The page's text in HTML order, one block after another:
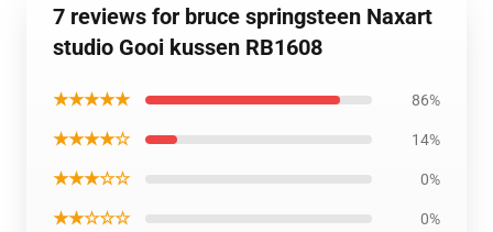
7 reviews for bruce springsteen Naxart
studio Gooi kussen RB1608
★★★★★ 86%
★★★★☆ 14%
★★★☆☆ 0%
★★☆☆☆ 0%